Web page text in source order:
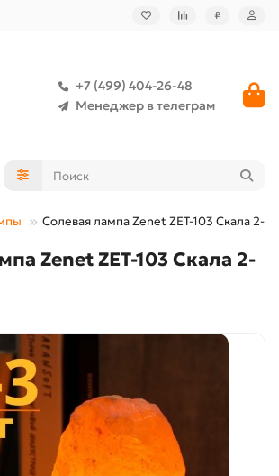
₽
+7 (499) 404-26-48
Менеджер в телеграм
Солевая лампа Zenet ZET-103 Скала 2-3
Zenet ZET-103 Скала 2-